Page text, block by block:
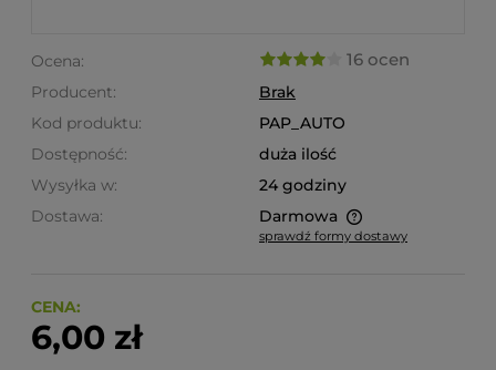
Ocena: 16 ocen
Producent:
Brak
Kod produktu:
PAP_AUTO
Dostępność:
duża ilość
Wysyłka w:
24 godziny
Dostawa:
Darmowa
Cena nie zawiera ewentualnych kosztów płatności
sprawdź formy dostawy
CENA:
6,00 zł